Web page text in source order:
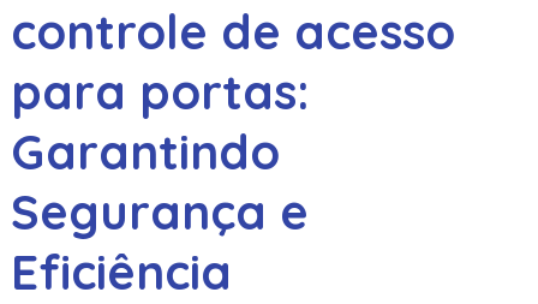
controle de acesso
para portas:
Garantindo
Segurança e
Eficiência